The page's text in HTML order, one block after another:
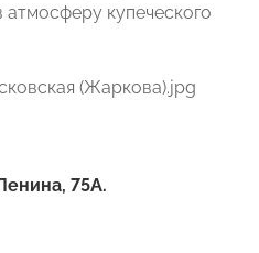
купеческого
75А.